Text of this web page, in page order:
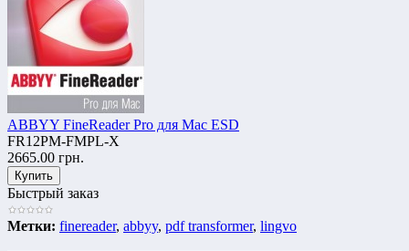
ABBYY FineReader Pro для Mac ESD
FR12PM-FMPL-X
2665.00 грн.
Быстрый заказ
Метки: finereader, abbyy, pdf transformer, lingvo